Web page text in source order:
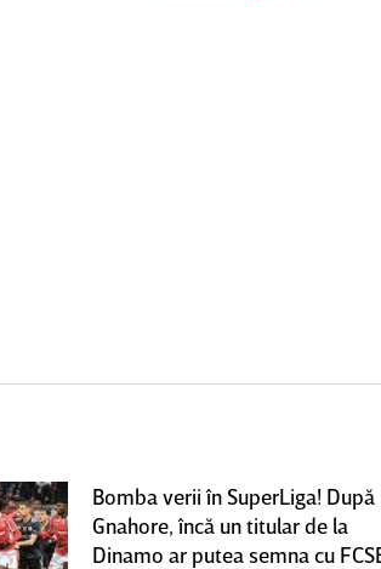
Bomba verii în SuperLiga! După
Gnahore, încă un titular de la
Dinamo ar putea semna cu